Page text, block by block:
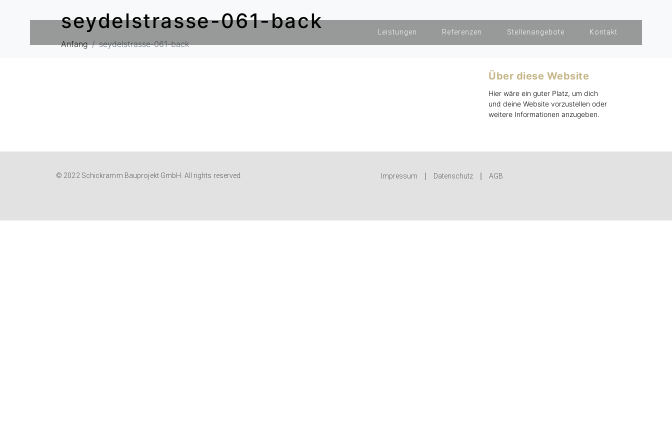
Leistungen Referenzen Stellenangebote Kontakt
seydelstrasse-061-back
Anfang seydelstrasse-061-back
Über diese Website
Hier wäre ein guter Platz, um dich
und deine Website vorzustellen oder
weitere Informationen anzugeben.
© 2022 Schickramm Bauprojekt GmbH. All rights reserved. Impressum Datenschutz AGB